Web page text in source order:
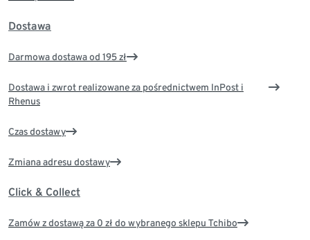
Dostawa
Darmowa dostawa od 195 zł
Dostawa i zwrot realizowane za pośrednictwem InPost i
Rhenus
Czas dostawy
Zmiana adresu dostawy
Click & Collect
Zamów z dostawą za 0 zł do wybranego sklepu Tchibo